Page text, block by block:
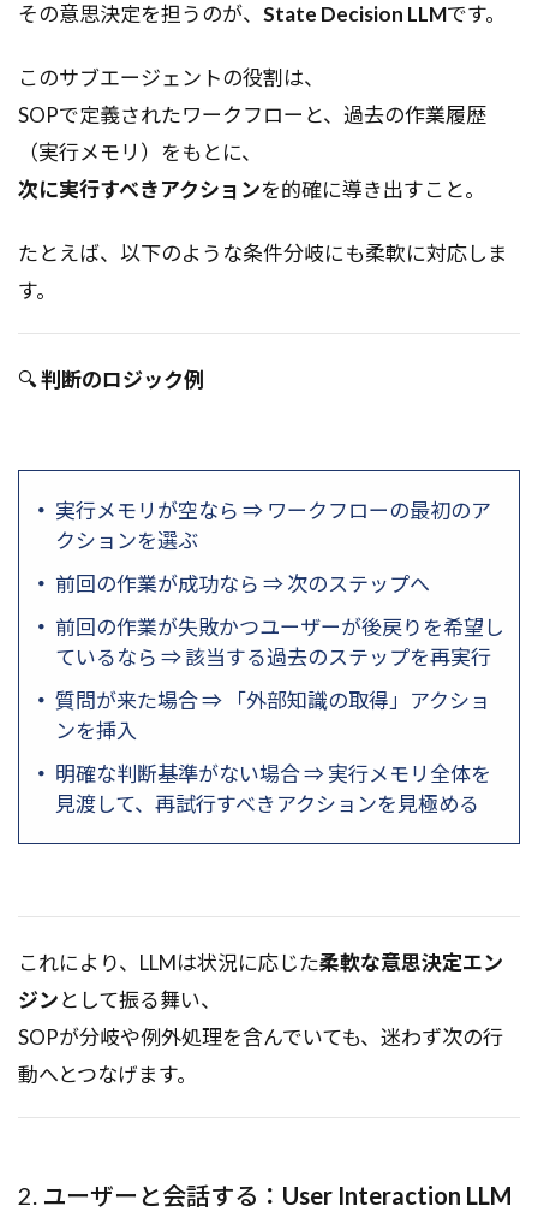
その意思決定を担うのが、 State Decision LLMです。
このサブエージェントの役割は、
SOPで定義されたワークフローと、過去の作業履歴
（実行メモリ）をもとに、
次に実行すべきアクションを的確に導き出すこと。
たとえば、以下のような条件分岐にも柔軟に対応しま
す。
🔍判断のロジック例
実行メモリが空なら ⇒ ワークフローの最初のア
クションを選ぶ
前回の作業が成功なら ⇒ 次のステップへ
前回の作業が失敗かつユーザーが後戻りを希望し
ているなら ⇒ 該当する過去のステップを再実行
質問が来た場合 ⇒ 「外部知識の取得」アクショ
ンを挿入
明確な判断基準がない場合 ⇒ 実行メモリ全体を
見渡して、再試行すべきアクションを見極める
これにより、LLMは状況に応じた柔軟な意思決定エン
ジンとして振る舞い、
SOPが分岐や例外処理を含んでいても、迷わず次の行
動へとつなげます。
2. ユーザーと会話する： User Interaction LLM